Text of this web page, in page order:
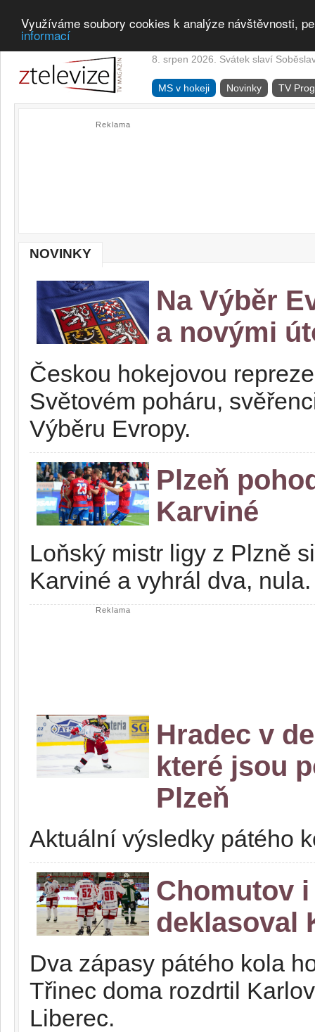
Využíváme soubory cookies k analýze návštěvnosti,
informací
8. srpen 2026. Svátek slaví
MS v hokeji Novinky TV
Reklama
NOVINKY
Na Výběr
a novými
Českou hokejovou
Světovém poháru,
Výběru Evropy.
Plzeň
Karviné
Loňský mistr ligy z Plzně
Karviné a vyhrál dva,
Reklama
Hradec v
které jsou
Plzeň
Aktuální výsledky pátého
Chomutov
deklasoval
Dva zápasy pátého kola
Třinec doma rozdrtil
Liberec.